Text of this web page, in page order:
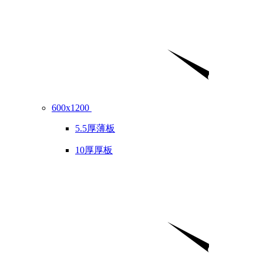
600x1200
5.5厚薄板
10厚厚板